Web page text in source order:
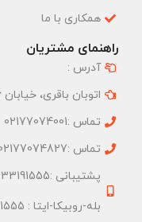
همکاری با ما
راهنمای مشتریان
آدرس :
اتوبان باقری، خیابان 196 غربی، بعد از اردیبهشت، پلاک77
تماس :02177074001
تماس :02177074827
پشتیبانی :09033191555 واتس آپ
بله-روبیکا-ایتا : 09033191555